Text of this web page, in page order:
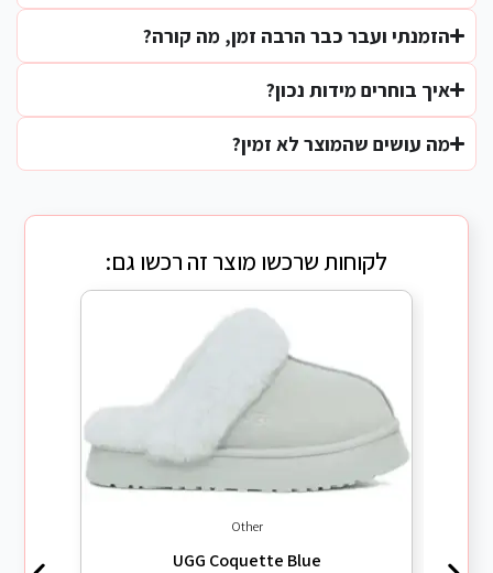
הזמנתי ועבר כבר הרבה זמן, מה קורה?
איך בוחרים מידות נכון?
מה עושים שהמוצר לא זמין?
לקוחות שרכשו מוצר זה רכשו גם:
Other
UGG Coquette Blue